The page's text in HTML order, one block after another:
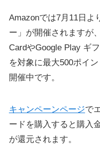
Amazonでは7月11日よ
ー」が開催されますが
CardやGoogle Play ギ
を対象に最大500ポイ
開催中です。
キャンペーンページで
ードを購入すると購入
が還元されます。